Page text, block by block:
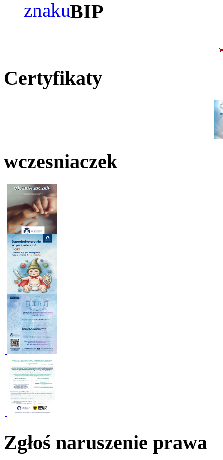
BIP
Certyfikaty
wczesniaczek
Zgłoś naruszenie prawa